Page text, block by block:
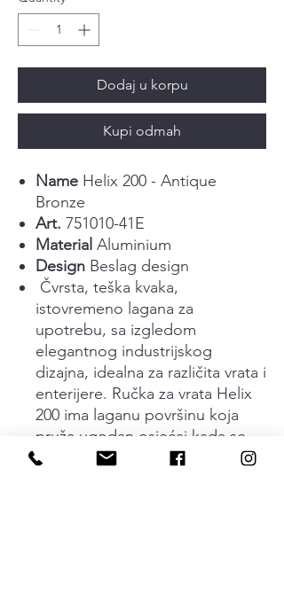
Dodaj u korpu
Kupi odmah
Name Helix 200 - Antique
Bronze
Art. 751010-41E
Material Aluminium
Design Beslag design
Čvrsta, teška kvaka,
istovremeno lagana za
upotrebu, sa izgledom
elegantnog industrijskog
dizajna, idealna za različita vrata i
enterijere. Ručka za vrata Helix
200 ima laganu površinu koja
pruža ugodan osjećaj kada se
dodirne. Idealna za sva